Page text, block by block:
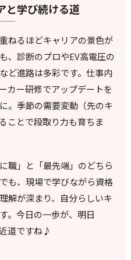
と学び続ける道
ねるほどキャリアの景色が
、診断のプロやEV高電圧の
ど進路は多彩です。仕事内
カー研修でアップデートを
。季節の需要変動（先のキ
ことで段取り力も育ちま
職」と「最先端」のどちら
も、現場で学びながら資格
解が深まり、自分らしいキ
。今日の一歩が、明日
道ですね♪